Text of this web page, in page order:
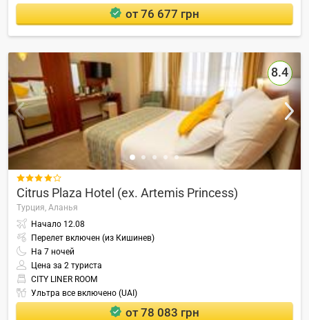
от 76 677 грн
8.4

Citrus Plaza Hotel (ex. Artemis Princess)
Турция, Аланья
Начало 12.08
Перелет включен (из Кишинев)
На 7 ночей
Цена за 2 туриста
CITY LINER ROOM
Ультра все включено (UAI)
от 78 083 грн